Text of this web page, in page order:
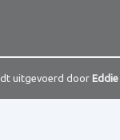
uitgevoerd door Eddie